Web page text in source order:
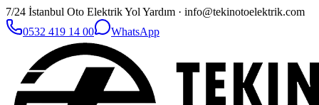
7/24 İstanbul Oto Elektrik Yol Yardım · info@tekinotoelektrik.com
0532 419 14 00
WhatsApp